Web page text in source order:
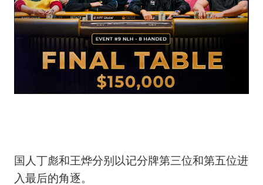
国人丁彪和王烨分别以记分牌第三位和第五位进
入最后的角逐。